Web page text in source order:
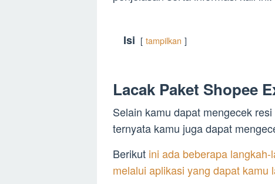
Isi tampilkan
Lacak Paket Shopee
Selain kamu dapat mengecek
ternyata kamu juga dapat
Berikut ini ada beberapa
melalui aplikasi yang dapat kamu